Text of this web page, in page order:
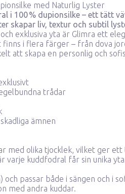
med Naturlig Lyster
i 100 % dupionsilke – ett tätt
skapar liv, textur och subtil
exklusiva yta är Glimra ett
finns i flera färger – från dova
att skapa en personlig och
trådar
ämnen
med olika tjocklek, vilket ger ett
varje kuddfodral får sin unika
och passar både i sängen och i
med andra kuddar.